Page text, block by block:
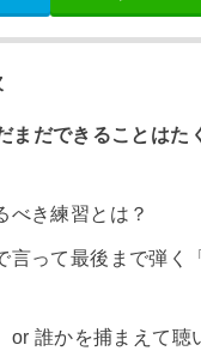
まだできることはた
べき練習とは？
って最後まで弾く
誰かを捕まえて聴